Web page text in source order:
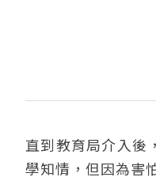
直到教育局介入後
學知情，但因為害